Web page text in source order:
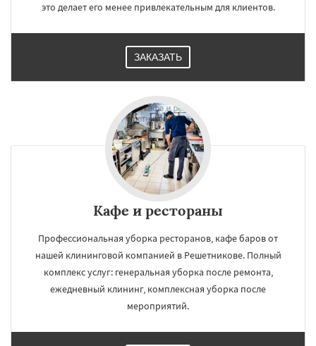
это делает его менее привлекательным для клиентов.
ЗАКАЗАТЬ
Кафе и рестораны
Профессиональная уборка ресторанов, кафе баров от
нашей клининговой компанией в Решетникове. Полный
комплекс услуг: генеральная уборка после ремонта,
ежедневный клининг, комплексная уборка после
мероприятий.